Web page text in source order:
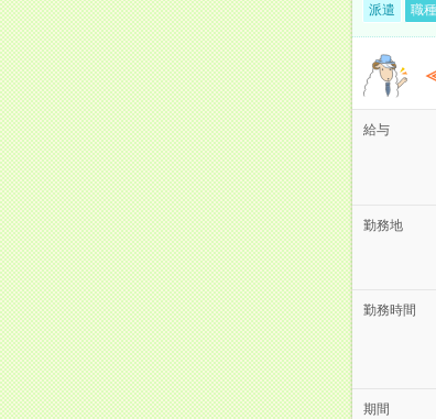
派遣 職
給与
勤務地
勤務時間
期間